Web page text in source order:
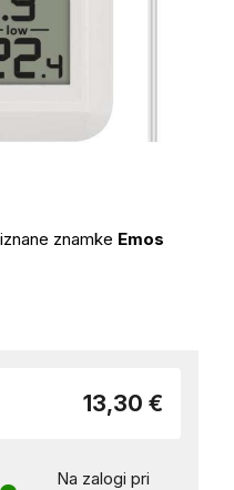
znamke Emos
13,30 €
Na zalogi pri